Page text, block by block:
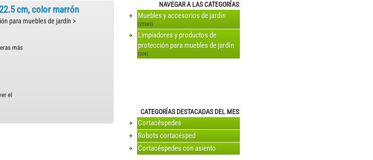
cm, color marrón
para muebles de jardín >
más
el
NAVEGAR A LAS CATEGORÍAS:
Muebles y accesorios de jardín
(25383)
Limpiadores y productos de
protección para muebles de jardín
(206)
CATEGORÍAS DESTACADAS DEL MES:
Cortacéspedes
Robots cortacésped
Cortacéspedes con asiento